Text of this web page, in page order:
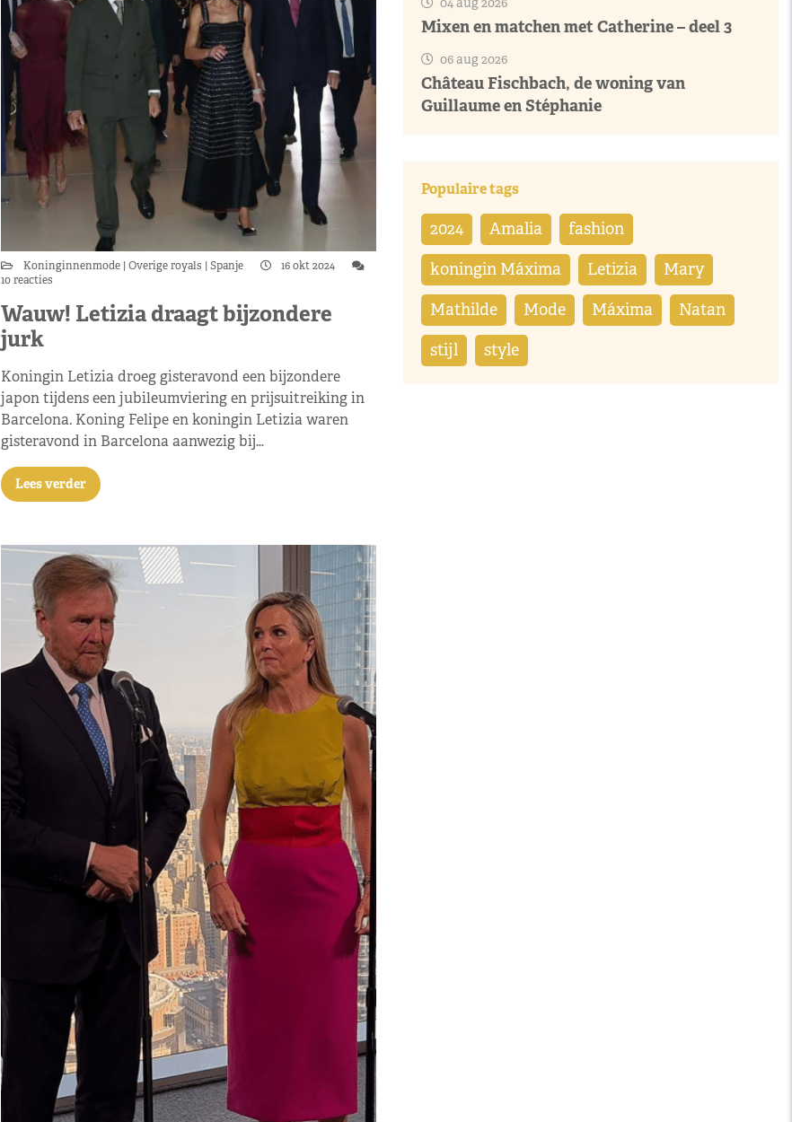
Koninginnenmode Overige royals Spanje
16 okt 2024
10 reacties
Wauw! Letizia draagt bijzondere
jurk
Koningin Letizia droeg gisteravond een bijzondere
japon tijdens een jubileumviering en prijsuitreiking in
Barcelona. Koning Felipe en koningin Letizia waren
gisteravond in Barcelona aanwezig bij…
Lees verder
Mixen en matchen met Catherine – deel 3
06 aug 2026
Château Fischbach, de woning van
Guillaume en Stéphanie
Populaire tags
2024 Amalia fashion
koningin Máxima Letizia Mary
Mathilde Mode Máxima Natan
stijl style